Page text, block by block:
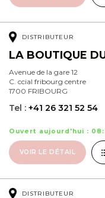
DISTRIBUTEUR
LA BOUTIQUE
Avenue de la gare 12
C. ccial fribourg centre
1700 FRIBOURG
Tel : +41 26 321 52 54
Ouvert aujourd'hui :
VOIR LE DÉTAIL
DISTRIBUTEUR